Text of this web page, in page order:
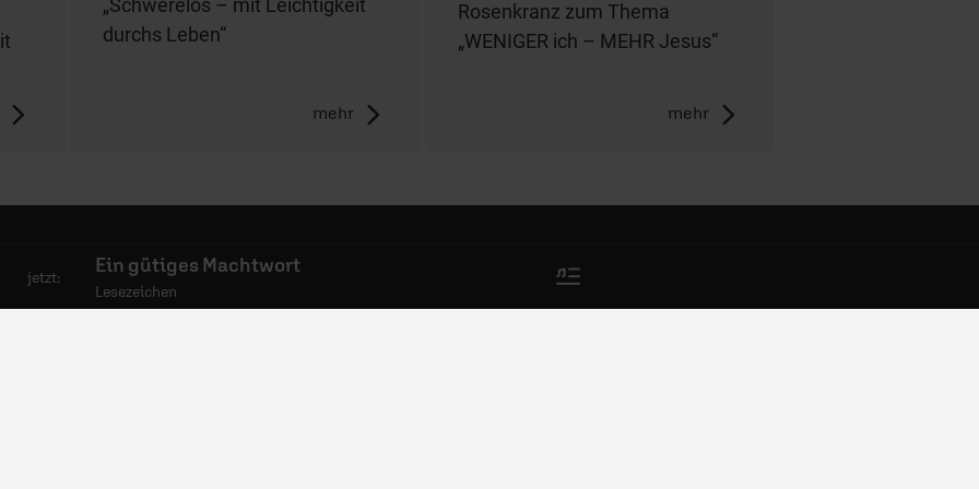
„Schwerelos – mit Leichtigkeit
durchs Leben“
mehr
Rosenkranz zum Thema
„WENIGER ich – MEHR Jesus“
mehr
AGB/Widerruf
jetzt: Ein gütiges Machtwort
Lesezeichen